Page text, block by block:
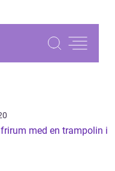
med en trampolin i